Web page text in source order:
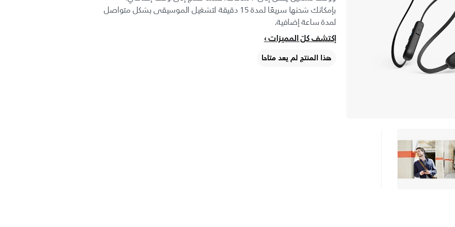
بإمكانك شحنها سريعًا لمدة 15 دقيقة لتشغيل الموسيقى بشكل متواصل
لمدة ساعة إضافية.
إكتشف كلّ المميزات
هذا المنتج لم يعد متاحا